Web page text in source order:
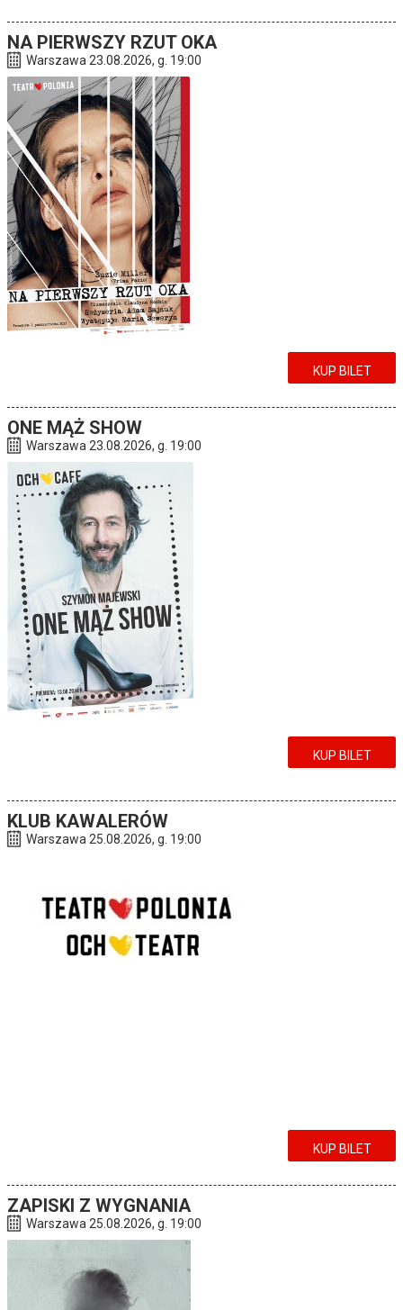
NA PIERWSZY RZUT OKA
Warszawa 23.08.2026, g. 19:00
KUP BILET
ONE MĄŻ SHOW
Warszawa 23.08.2026, g. 19:00
KUP BILET
KLUB KAWALERÓW
Warszawa 25.08.2026, g. 19:00
KUP BILET
ZAPISKI Z WYGNANIA
Warszawa 25.08.2026, g. 19:00